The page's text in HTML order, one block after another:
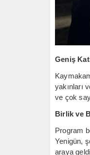
Geniş
yakınları
ve çok
Birlik ve
Program
Yenigün,
araya